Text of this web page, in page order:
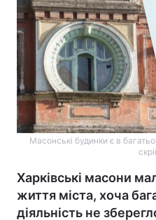
Масонські будинки є в
Харківські масони
життя міста, хоча
діяльність не